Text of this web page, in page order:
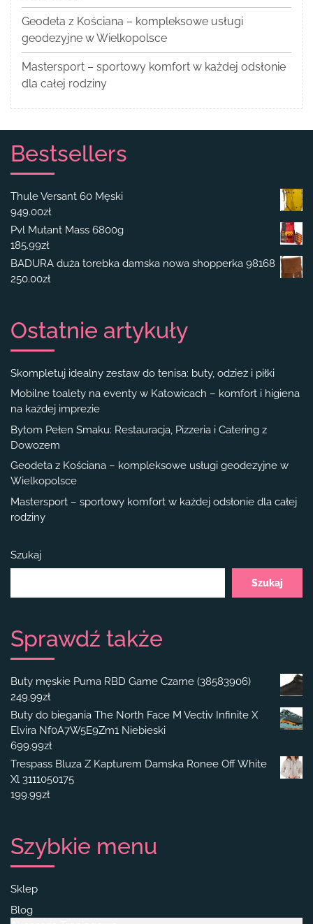
Geodeta z Kościana – kompleksowe usługi
geodezyjne w Wielkopolsce
Mastersport – sportowy komfort w każdej odsłonie
dla całej rodziny
Bestsellers
Thule Versant 60 Męski
949.00zł
Pvl Mutant Mass 6800g
185.99zł
BADURA duża torebka damska nowa shopperka 98168
250.00zł
Ostatnie artykuły
Skompletuj idealny zestaw do tenisa: buty, odzież i piłki
Mobilne toalety na eventy w Katowicach – komfort i higiena
na każdej imprezie
Bytom Pełen Smaku: Restauracja, Pizzeria i Catering z
Dowozem
Geodeta z Kościana – kompleksowe usługi geodezyjne w
Wielkopolsce
Mastersport – sportowy komfort w każdej odsłonie dla całej
rodziny
Szukaj
Szukaj
Sprawdź także
Buty męskie Puma RBD Game Czarne (38583906)
249.99zł
Buty do biegania The North Face M Vectiv Infinite X
Elvira Nf0A7W5E9Zm1 Niebieski
699.99zł
Trespass Bluza Z Kapturem Damska Ronee Off White
Xl 3111050175
199.99zł
Szybkie menu
Sklep
Blog